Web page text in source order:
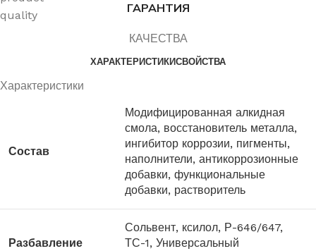
ГАРАНТИЯ
КАЧЕСТВА
ХАРАКТЕРИСТИКИСВОЙСТВА
Характеристики
Состав
Модифицированная алкидная
смола, восстановитель металла,
ингибитор коррозии, пигменты,
наполнители, антикоррозионные
добавки, функциональные
добавки, растворитель
Разбавление
Сольвент, ксилол, Р-646/647,
ТС-1, Универсальный